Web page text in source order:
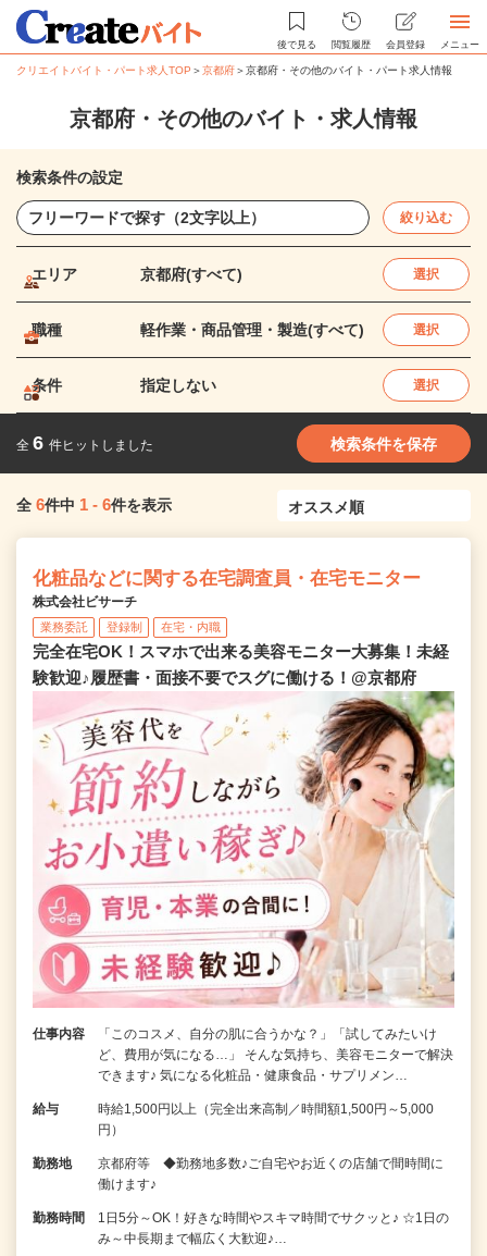
後で見る 閲覧履歴 会員登録 メニュー
クリエイトバイト・パート求人TOP ＞京都府＞京都府・その他のバイト・パート求人情報
京都府・その他のバイト・求人情報
検索条件の設定
絞り込む
エリア 京都府(すべて) 選択
職種 軽作業・商品管理・製造(すべて) 選択
条件 指定しない 選択
全 6 件ヒットしました 検索条件を保存
全 6件中 1 - 6件を表示
化粧品などに関する在宅調査員・在宅モニター
株式会社ビサーチ
業務委託 登録制 在宅・内職
完全在宅OK！スマホで出来る美容モニター大募集！未経
験歓迎♪履歴書・面接不要でスグに働ける！@京都府
仕事内容
「このコスメ、自分の肌に合うかな？」「試してみたいけ
ど、費用が気になる…」 そんな気持ち、美容モニターで解決
できます♪ 気になる化粧品・健康食品・サプリメン…
給与
時給1,500円以上（完全出来高制／時間額1,500円～5,000
円）
勤務地
京都府等 ◆勤務地多数♪ご自宅やお近くの店舗で間時間に
働けます♪
勤務時間
1日5分～OK！好きな時間やスキマ時間でサクッと♪ ☆1日の
み～中長期まで幅広く大歓迎♪…